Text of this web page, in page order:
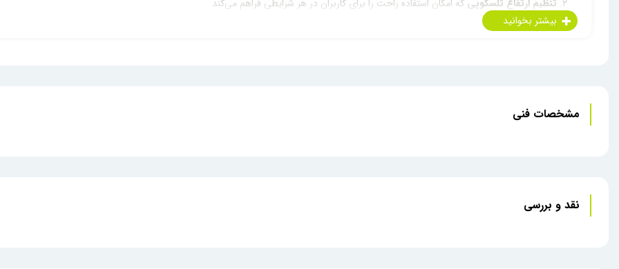
تنظیم ارتفاع تلسکوپی که امکان استفاده راحت را برای کاربران در هر شرایطی فراهم می‌کند
پایه‌های ضد لغزش
مشخصات فنی
نقد و بررسی